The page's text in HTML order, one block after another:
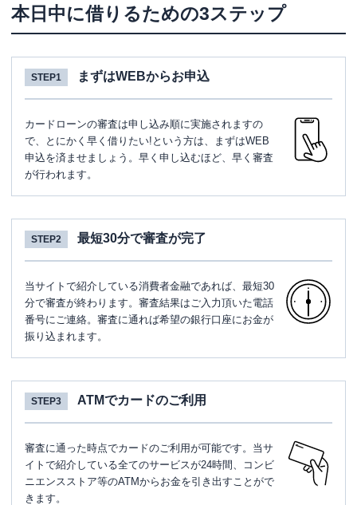
本日中に借りるための3ステップ
STEP1 まずはWEBからお申込
カードローンの審査は申し込み順に実施されますの
で、とにかく早く借りたい!という方は、まずはWEB
申込を済ませましょう。早く申し込むほど、早く審査
が行われます。
STEP2 最短30分で審査が完了
当サイトで紹介している消費者金融であれば、最短30
分で審査が終わります。審査結果はご入力頂いた電話
番号にご連絡。審査に通れば希望の銀行口座にお金が
振り込まれます。
STEP3 ATMでカードのご利用
審査に通った時点でカードのご利用が可能です。当サ
イトで紹介している全てのサービスが24時間、コンビ
ニエンスストア等のATMからお金を引き出すことがで
きます。